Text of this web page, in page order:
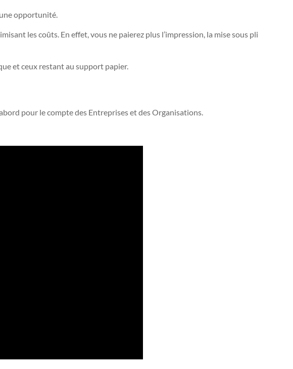
opportunité.
les coûts. En effet, vous ne paierez plus l’impression, la mise sous pli
et ceux restant au support papier.
pour le compte des Entreprises et des Organisations.